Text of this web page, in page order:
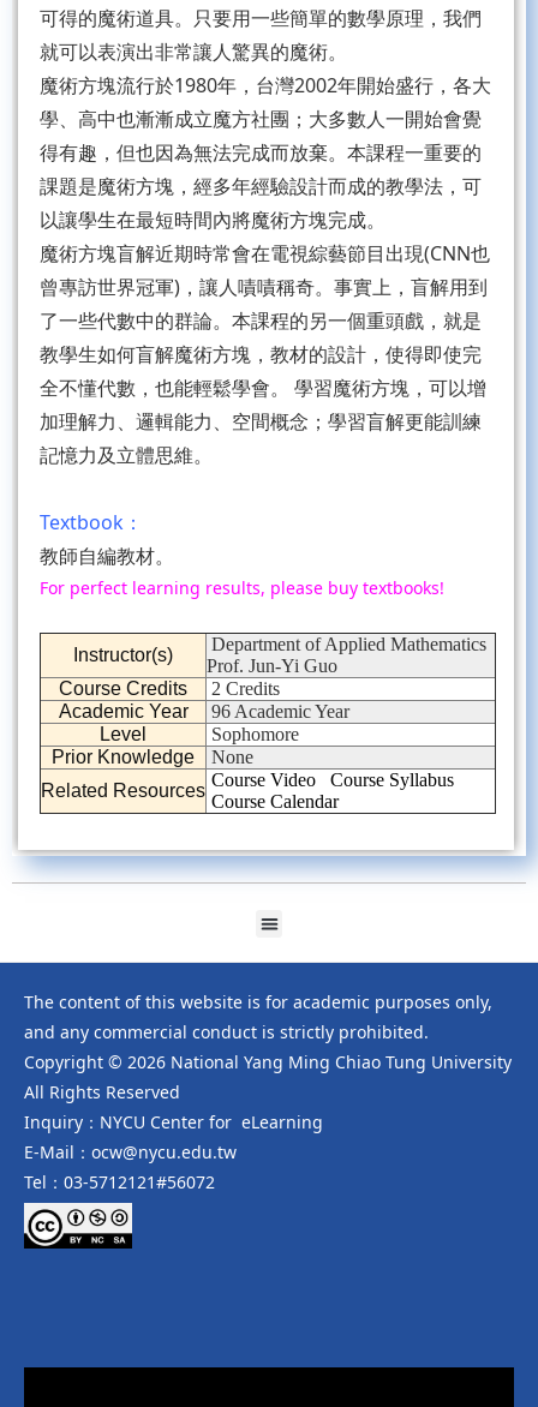
可得的魔術道具。只要用一些簡單的數學原理，我們
就可以表演出非常讓人驚異的魔術。
魔術方塊流行於1980年，台灣2002年開始盛行，各大
學、高中也漸漸成立魔方社團；大多數人一開始會覺
得有趣，但也因為無法完成而放棄。本課程一重要的
課題是魔術方塊，經多年經驗設計而成的教學法，可
以讓學生在最短時間內將魔術方塊完成。
魔術方塊盲解近期時常會在電視綜藝節目出現(CNN也
曾專訪世界冠軍)，讓人嘖嘖稱奇。事實上，盲解用到
了一些代數中的群論。本課程的另一個重頭戲，就是
教學生如何盲解魔術方塊，教材的設計，使得即使完
全不懂代數，也能輕鬆學會。 學習魔術方塊，可以增
加理解力、邏輯能力、空間概念；學習盲解更能訓練
記憶力及立體思維。
Textbook：
教師自編教材。
For perfect learning results, please buy textbooks!
Instructor(s)
Department of Applied Mathematics
Prof. Jun-Yi Guo
Course Credits
2 Credits
Academic Year
96 Academic Year
Level
Sophomore
Prior Knowledge
None
Related Resources
Course Video
Course Syllabus
Course Calendar
The content of this website is for academic purposes only,
and any commercial conduct is strictly prohibited.
Copyright © 2026 National Yang Ming Chiao Tung University
All Rights Reserved
Inquiry：NYCU Center for eLearning
E-Mail：ocw@nycu.edu.tw
Tel：03-5712121#56072